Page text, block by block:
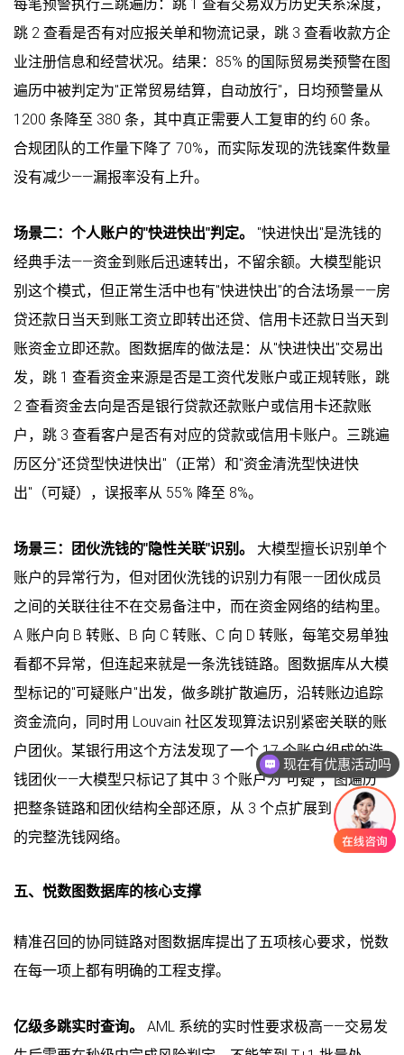
每笔预警执行三跳遍历：跳 1 查看交易双方历史关系深度，
跳 2 查看是否有对应报关单和物流记录，跳 3 查看收款方企
业注册信息和经营状况。结果：85% 的国际贸易类预警在图
遍历中被判定为"正常贸易结算，自动放行"，日均预警量从
1200 条降至 380 条，其中真正需要人工复审的约 60 条。
合规团队的工作量下降了 70%，而实际发现的洗钱案件数量
没有减少——漏报率没有上升。
场景二：个人账户的"快进快出"判定。
"快进快出"是洗钱的
经典手法——资金到账后迅速转出，不留余额。大模型能识
别这个模式，但正常生活中也有"快进快出"的合法场景——房
贷还款日当天到账工资立即转出还贷、信用卡还款日当天到
账资金立即还款。图数据库的做法是：从"快进快出"交易出
发，跳 1 查看资金来源是否是工资代发账户或正规转账，跳
2 查看资金去向是否是银行贷款还款账户或信用卡还款账
户，跳 3 查看客户是否有对应的贷款或信用卡账户。三跳遍
历区分"还贷型快进快出"（正常）和"资金清洗型快进快
出"（可疑），误报率从 55% 降至 8%。
场景三：团伙洗钱的"隐性关联"识别。
大模型擅长识别单个
账户的异常行为，但对团伙洗钱的识别力有限——团伙成员
之间的关联往往不在交易备注中，而在资金网络的结构里。
A 账户向 B 转账、B 向 C 转账、C 向 D 转账，每笔交易单独
看都不异常，但连起来就是一条洗钱链路。图数据库从大模
型标记的"可疑账户"出发，做多跳扩散遍历，沿转账边追踪
资金流向，同时用 Louvain 社区发现算法识别紧密关联的账
户团伙。某银行用这个方法发现了一个 17 个账户组成的洗
钱团伙——大模型只标记了其中 3 个账户为"可疑"，图遍历
把整条链路和团伙结构全部还原，从 3 个点扩展到 17 个点
的完整洗钱网络。
五、悦数图数据库的核心支撑
精准召回的协同链路对图数据库提出了五项核心要求，悦数
在每一项上都有明确的工程支撑。
亿级多跳实时查询。
AML 系统的实时性要求极高——交易发
现在有优惠活动吗